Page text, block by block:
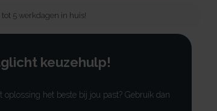
5 werkdagen in huis!
keuzehulp!
het beste bij jou past? Gebruik dan